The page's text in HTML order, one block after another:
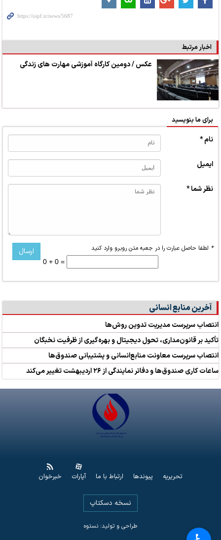
اخبار مرتبط
عکس / دومین کارگاه آموزشی مهارت های زندگی
برای ما بنویسید
نام *
ایمیل
نظر شما *
* لطفا حاصل عبارت را در جعبه متن روبرو وارد کنید
0 + 0 =
آخرین منابع انسانی
انتصاب سرپرست مدیریت تدوین روش‌ها
تأکید بر قانون‌مداری، تحول دیجیتال و بهره‌گیری از ظرفیت نخبگان
انتصاب سرپرست معاونت منابع‌انسانی و پشتیبانی صندوق‌ها
ساعات کاری صندوق‌ها و دفاتر نمایندگی از ۲۶ اردیبهشت تغییر می‌کند
تحریریه پیوندها ارتباط با ما آپارات خبرخوان
نسخه دسکتاپ
طراحی و تولید: نستوه